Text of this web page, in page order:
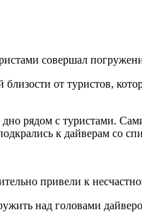
совершал
от туристов,
рядом с туристами.
к дайверам со
привели к
над головами